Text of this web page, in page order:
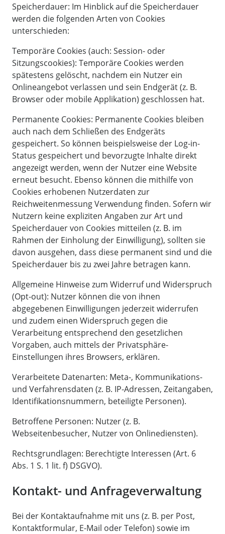
Speicherdauer: Im Hinblick auf die Speicherdauer
werden die folgenden Arten von Cookies
unterschieden:
Temporäre Cookies (auch: Session- oder
Sitzungscookies): Temporäre Cookies werden
spätestens gelöscht, nachdem ein Nutzer ein
Onlineangebot verlassen und sein Endgerät (z. B.
Browser oder mobile Applikation) geschlossen hat.
Permanente Cookies: Permanente Cookies bleiben
auch nach dem Schließen des Endgeräts
gespeichert. So können beispielsweise der Log-in-
Status gespeichert und bevorzugte Inhalte direkt
angezeigt werden, wenn der Nutzer eine Website
erneut besucht. Ebenso können die mithilfe von
Cookies erhobenen Nutzerdaten zur
Reichweitenmessung Verwendung finden. Sofern wir
Nutzern keine expliziten Angaben zur Art und
Speicherdauer von Cookies mitteilen (z. B. im
Rahmen der Einholung der Einwilligung), sollten sie
davon ausgehen, dass diese permanent sind und die
Speicherdauer bis zu zwei Jahre betragen kann.
Allgemeine Hinweise zum Widerruf und Widerspruch
(Opt-out): Nutzer können die von ihnen
abgegebenen Einwilligungen jederzeit widerrufen
und zudem einen Widerspruch gegen die
Verarbeitung entsprechend den gesetzlichen
Vorgaben, auch mittels der Privatsphäre-
Einstellungen ihres Browsers, erklären.
Verarbeitete Datenarten: Meta-, Kommunikations-
und Verfahrensdaten (z. B. IP-Adressen, Zeitangaben,
Identifikationsnummern, beteiligte Personen).
Betroffene Personen: Nutzer (z. B.
Webseitenbesucher, Nutzer von Onlinediensten).
Rechtsgrundlagen: Berechtigte Interessen (Art. 6
Abs. 1 S. 1 lit. f) DSGVO).
Kontakt- und Anfrageverwaltung
Bei der Kontaktaufnahme mit uns (z. B. per Post,
Kontaktformular, E-Mail oder Telefon) sowie im